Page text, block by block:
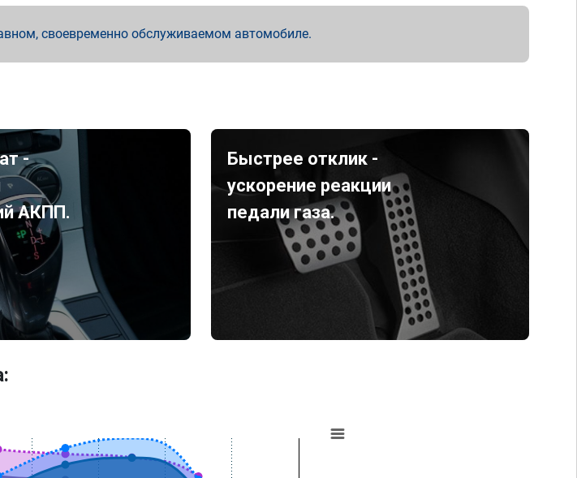
своевременно обслуживаемом автомобиле.
-
АКПП.
Быстрее отклик -
ускорение реакции
педали газа.